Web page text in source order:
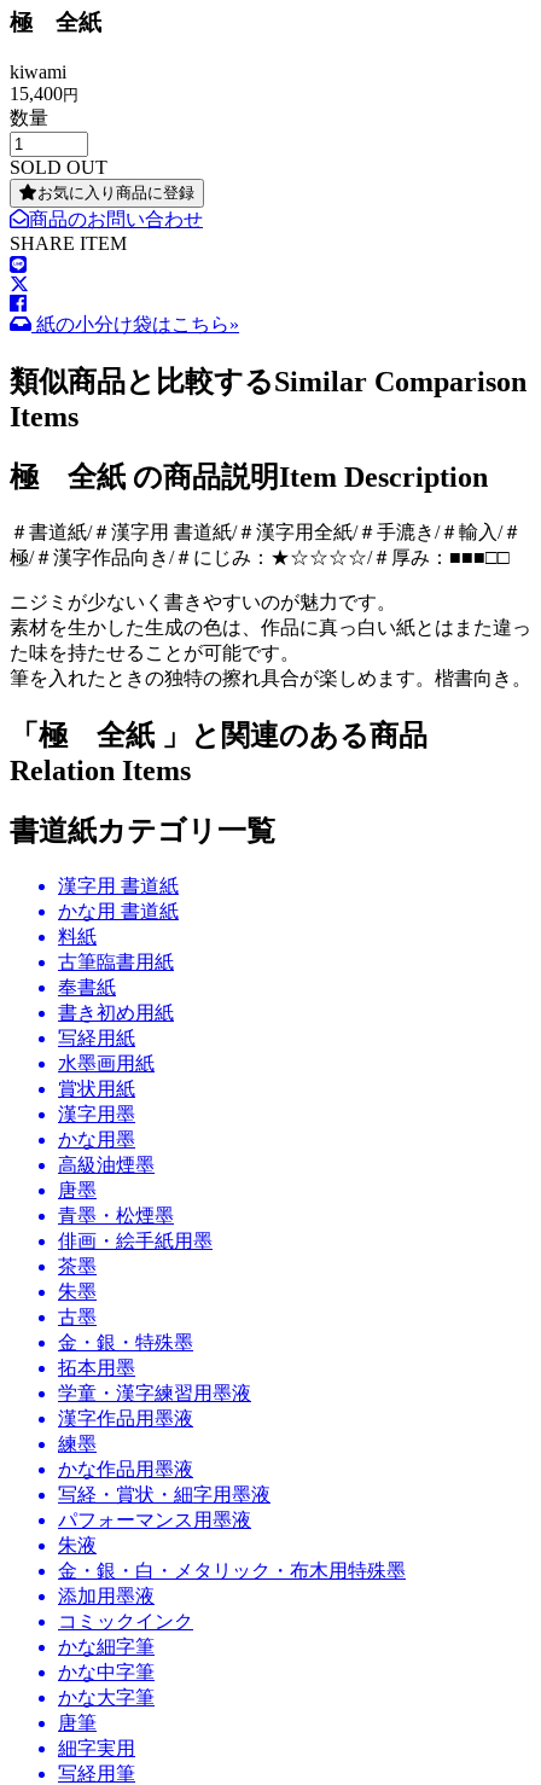
極 全紙
kiwami
15,400円
数量
SOLD OUT
お気に入り商品に登録
商品のお問い合わせ
SHARE ITEM
紙の小分け袋はこちら»
類似商品と比較するSimilar Comparison
Items
極 全紙 の商品説明Item Description
＃書道紙/＃漢字用 書道紙/＃漢字用全紙/＃手漉き/＃輸入/＃
極/＃漢字作品向き/＃にじみ：★☆☆☆☆/＃厚み：■■■□□
ニジミが少ないく書きやすいのが魅力です。
素材を生かした生成の色は、作品に真っ白い紙とはまた違っ
た味を持たせることが可能です。
筆を入れたときの独特の擦れ具合が楽しめます。楷書向き。
「極 全紙 」と関連のある商品
Relation Items
書道紙カテゴリ一覧
漢字用 書道紙
かな用 書道紙
料紙
古筆臨書用紙
奉書紙
書き初め用紙
写経用紙
水墨画用紙
賞状用紙
漢字用墨
かな用墨
高級油煙墨
唐墨
青墨・松煙墨
俳画・絵手紙用墨
茶墨
朱墨
古墨
金・銀・特殊墨
拓本用墨
学童・漢字練習用墨液
漢字作品用墨液
練墨
かな作品用墨液
写経・賞状・細字用墨液
パフォーマンス用墨液
朱液
金・銀・白・メタリック・布木用特殊墨
添加用墨液
コミックインク
かな細字筆
かな中字筆
かな大字筆
唐筆
細字実用
写経用筆